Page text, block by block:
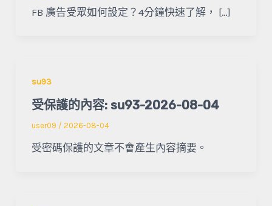
FB 廣告受眾如何設定？4分鐘快速了解， […]
su93
受保護的內容: su93-2026-08-04
user09 / 2026-08-04
受密碼保護的文章不會產生內容摘要。